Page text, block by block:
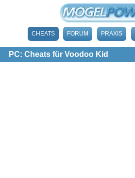
CHEATS FORUM PRAXIS
PC: Cheats für Voodoo Kid